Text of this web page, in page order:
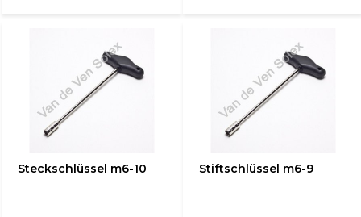
Steckschlüssel m6-10 Stiftschlüssel m6-9